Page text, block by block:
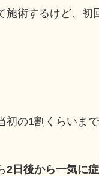
施術するけど、初
初の1割くらいま
2日後から一気に